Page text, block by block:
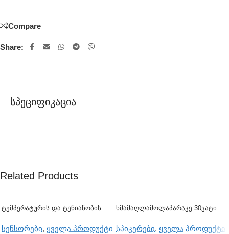
Compare
Share:
Სპეციფიკაცია
Related Products
Ტემპერატურის Და Ტენიანობის
TSH202v3
სენსორები, ყველა პროდუქტი
Ხმამაღლამოლაპარაკე 30ვატი
სპიკერები, ყველა პროდუქტი